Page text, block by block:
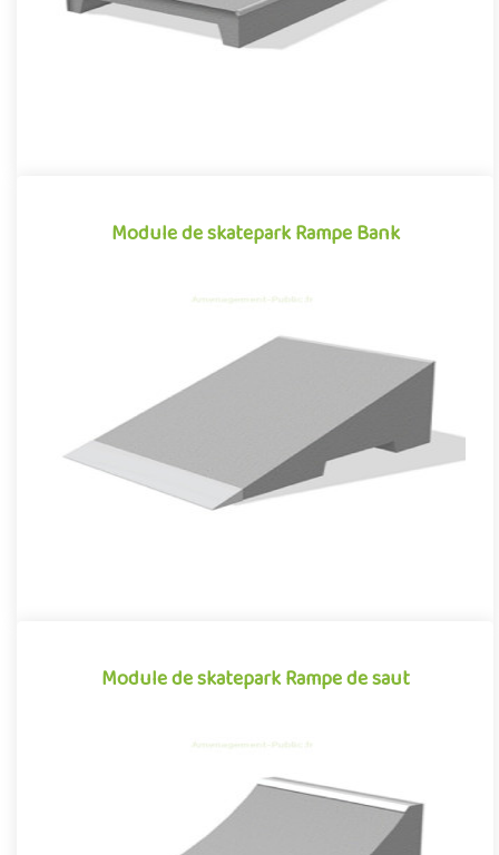
Module de skatepark Rampe Bank
Module de skatepark Rampe Bank
La Rampe Bank est un module de skatepark en béton
préfabriqué, inspiré des divers obstacles que l'on peut
Module de skatepark Rampe de saut
Module de skatepark Rampe de saut
La Rampe de saut est un module de skatepark en béton
préfabriqué, inspiré des divers obstacles que l'on peut